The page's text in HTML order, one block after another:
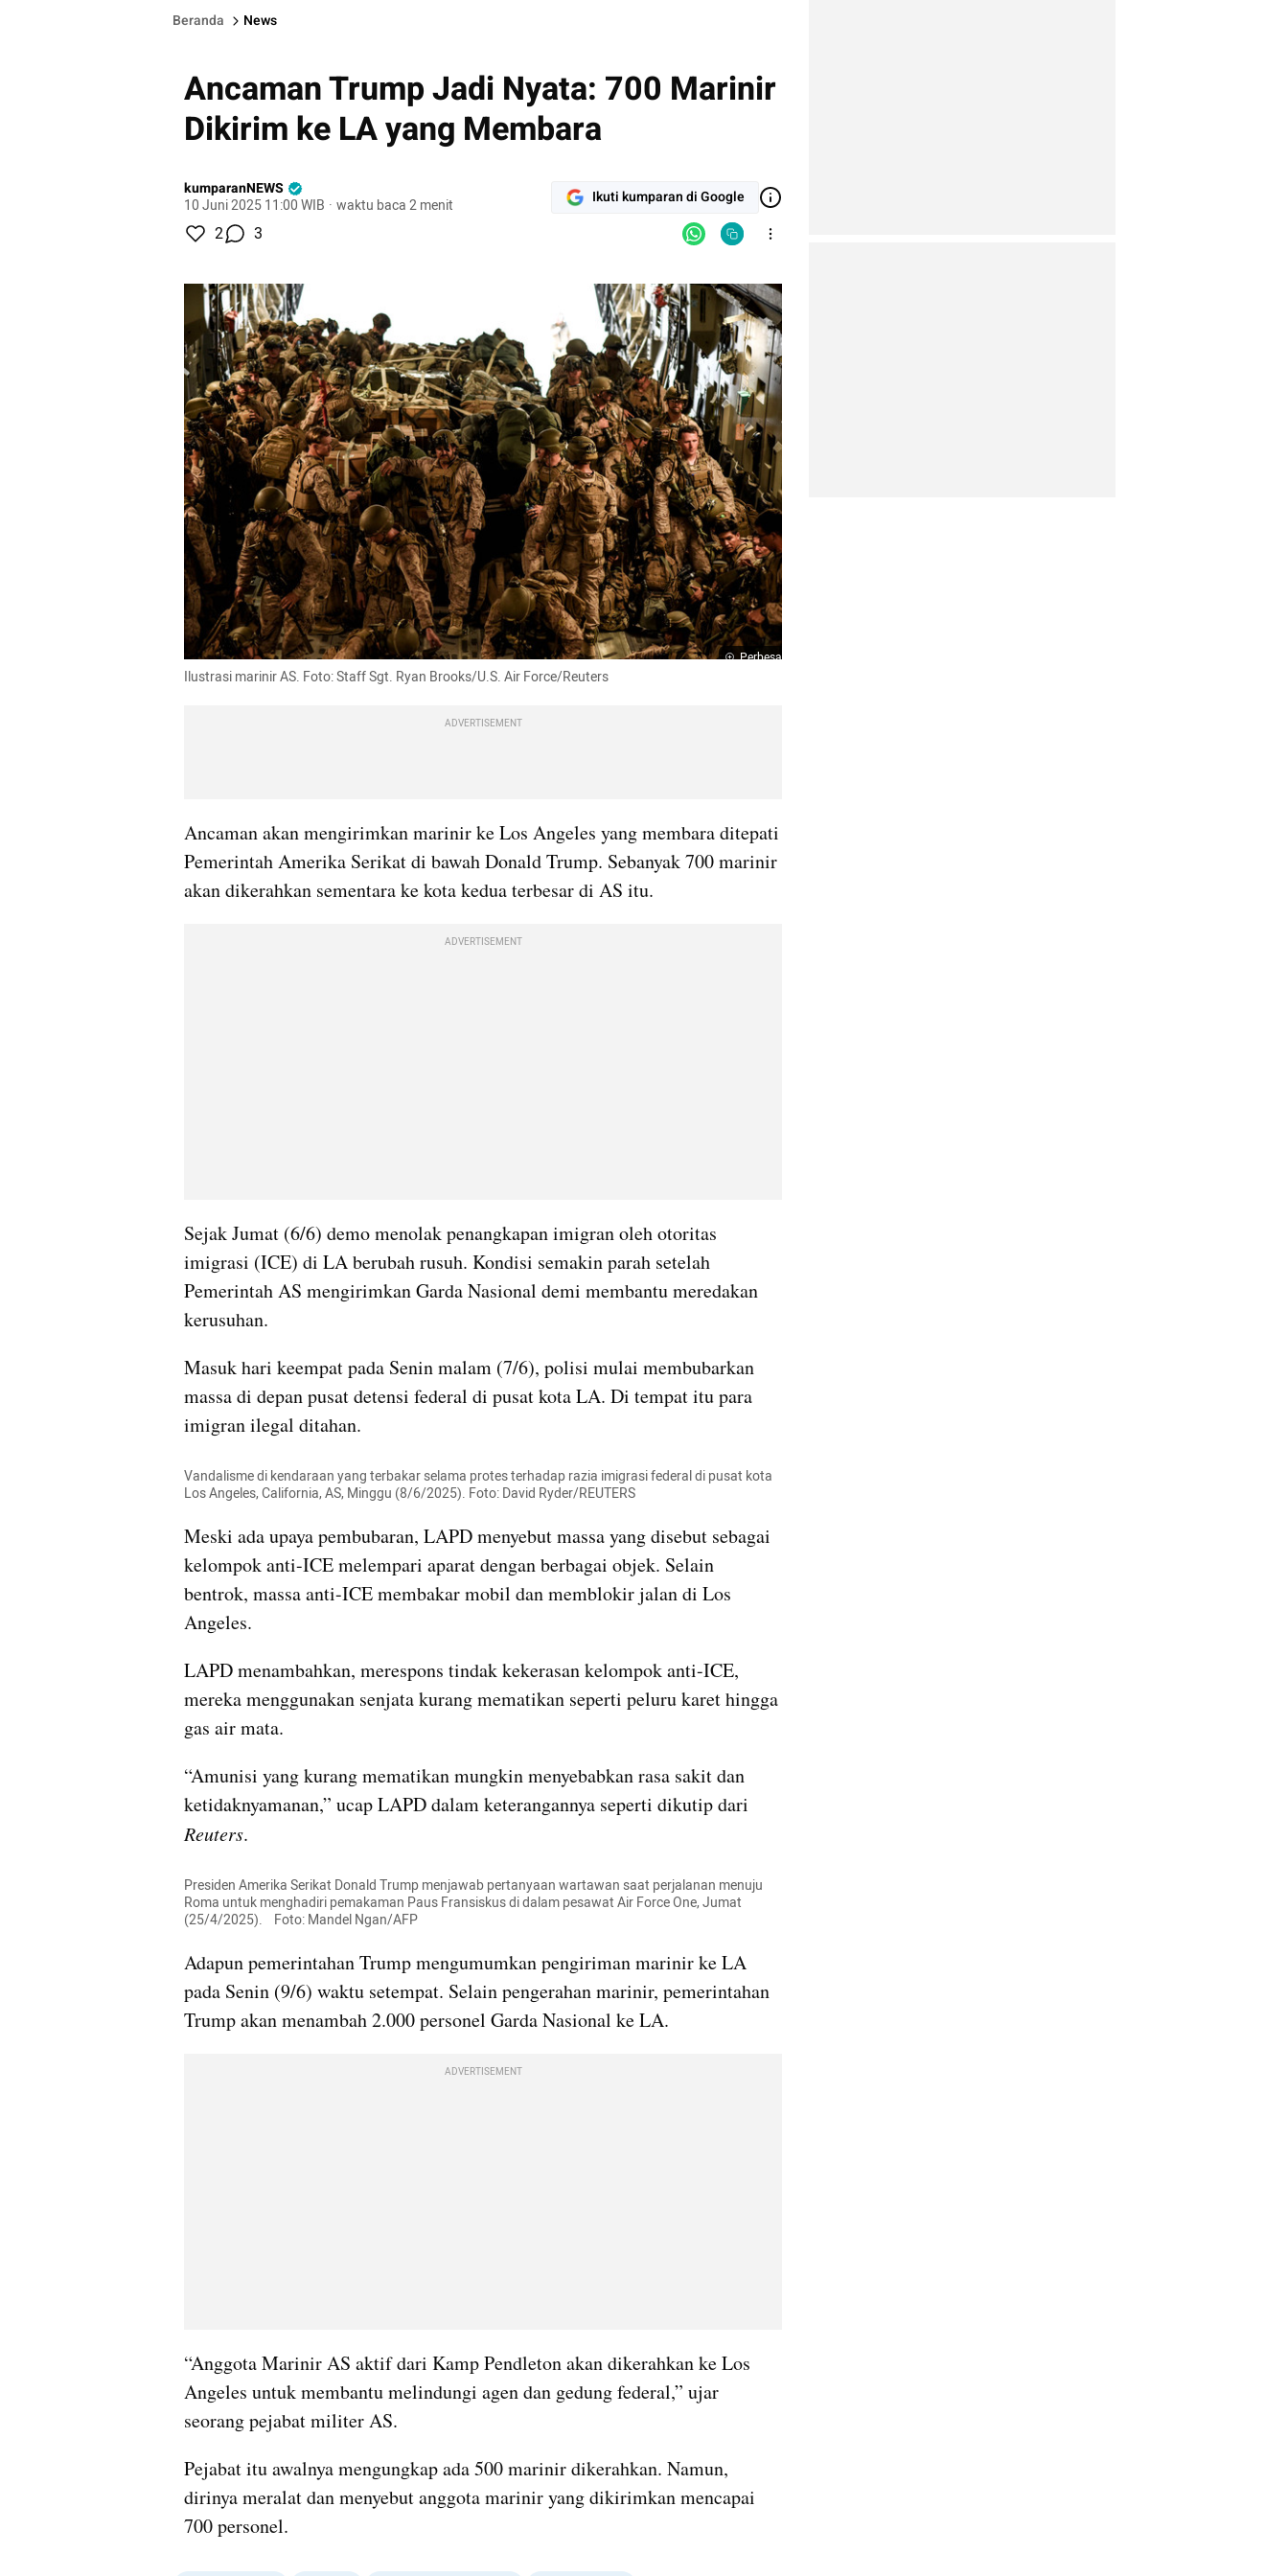
Beranda News
Ancaman Trump Jadi Nyata: 700 Marinir
Dikirim ke LA yang Membara
kumparanNEWS
10 Juni 2025 11:00 WIB · waktu baca 2 menit Ikuti kumparan di Google
2 3
Perbesar
Ilustrasi marinir AS. Foto: Staff Sgt. Ryan Brooks/U.S. Air Force/Reuters
ADVERTISEMENT
Ancaman akan mengirimkan marinir ke Los Angeles yang membara ditepati
Pemerintah Amerika Serikat di bawah Donald Trump. Sebanyak 700 marinir
akan dikerahkan sementara ke kota kedua terbesar di AS itu.
ADVERTISEMENT
Sejak Jumat (6/6) demo menolak penangkapan imigran oleh otoritas
imigrasi (ICE) di LA berubah rusuh. Kondisi semakin parah setelah
Pemerintah AS mengirimkan Garda Nasional demi membantu meredakan
kerusuhan.
Masuk hari keempat pada Senin malam (7/6), polisi mulai membubarkan
massa di depan pusat detensi federal di pusat kota LA. Di tempat itu para
imigran ilegal ditahan.
Vandalisme di kendaraan yang terbakar selama protes terhadap razia imigrasi federal di pusat kota
Los Angeles, California, AS, Minggu (8/6/2025). Foto: David Ryder/REUTERS
Meski ada upaya pembubaran, LAPD menyebut massa yang disebut sebagai
kelompok anti-ICE melempari aparat dengan berbagai objek. Selain
bentrok, massa anti-ICE membakar mobil dan memblokir jalan di Los
Angeles.
LAPD menambahkan, merespons tindak kekerasan kelompok anti-ICE,
mereka menggunakan senjata kurang mematikan seperti peluru karet hingga
gas air mata.
“Amunisi yang kurang mematikan mungkin menyebabkan rasa sakit dan
Reuters.
Presiden Amerika Serikat Donald Trump menjawab pertanyaan wartawan saat perjalanan menuju
Roma untuk menghadiri pemakaman Paus Fransiskus di dalam pesawat Air Force One, Jumat
(25/4/2025).    Foto: Mandel Ngan/AFP
Adapun pemerintahan Trump mengumumkan pengiriman marinir ke LA
pada Senin (9/6) waktu setempat. Selain pengerahan marinir, pemerintahan
Trump akan menambah 2.000 personel Garda Nasional ke LA.
ADVERTISEMENT
“Anggota Marinir AS aktif dari Kamp Pendleton akan dikerahkan ke Los
Angeles untuk membantu melindungi agen dan gedung federal,” ujar
seorang pejabat militer AS.
Pejabat itu awalnya mengungkap ada 500 marinir dikerahkan. Namun,
dirinya meralat dan menyebut anggota marinir yang dikirimkan mencapai
700 personel.